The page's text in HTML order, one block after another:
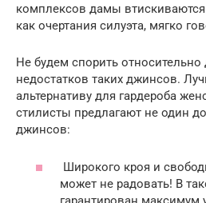
комплексов дамы
как очертания силуэта, мягко
Не будем спорить относительно
недостатков таких джинсов.
альтернативу для гардероба
стилисты предлагают не один
джинсов:
Широкого кроя и
может не радовать! В